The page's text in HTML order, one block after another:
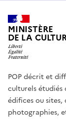
MINISTÈRE
DE LA
POP décrit et
culturels étudiés
édifices ou sites,
photographies,